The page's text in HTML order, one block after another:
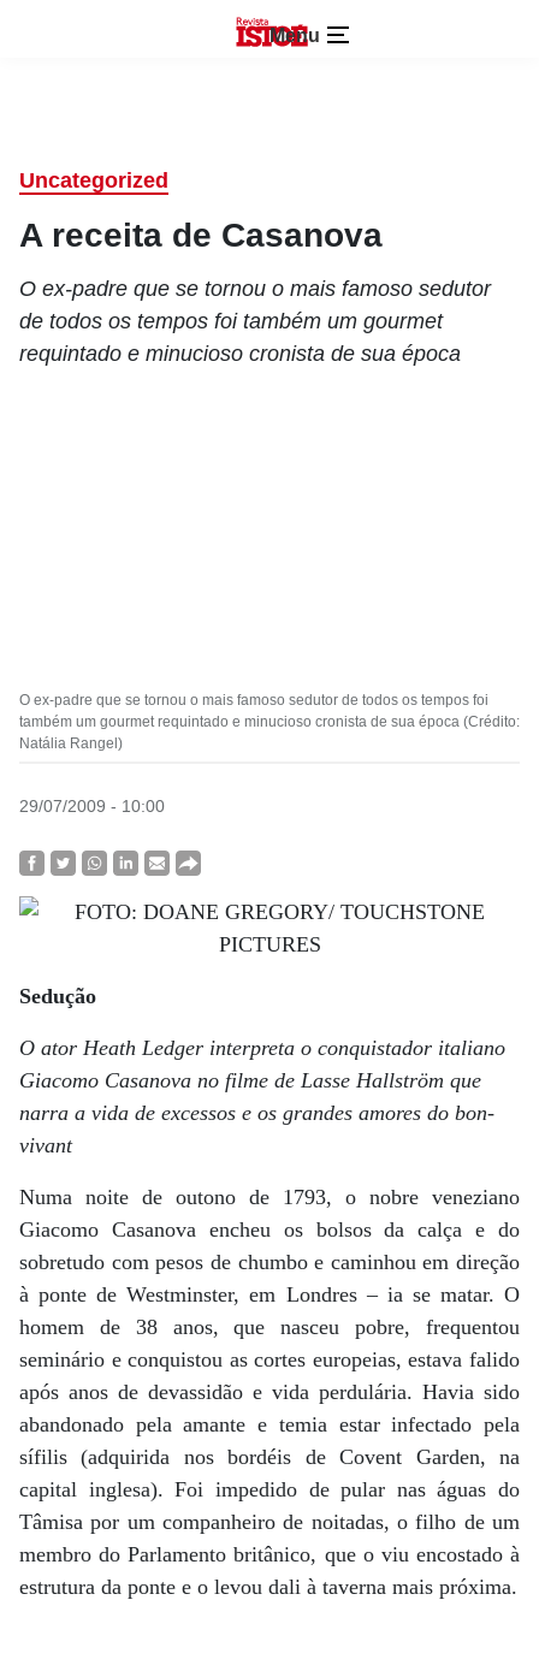
Menu
Uncategorized
A receita de Casanova
O ex-padre que se tornou o mais famoso sedutor
de todos os tempos foi também um gourmet
requintado e minucioso cronista de sua época
O ex-padre que se tornou o mais famoso sedutor de todos os tempos foi
também um gourmet requintado e minucioso cronista de sua época (Crédito:
Natália Rangel)
29/07/2009 - 10:00
Sedução
O ator Heath Ledger interpreta o conquistador italiano
Giacomo Casanova no filme de Lasse Hallström que
narra a vida de excessos e os grandes amores do bon-
vivant
Numa noite de outono de 1793, o nobre veneziano
Giacomo Casanova encheu os bolsos da calça e do
sobretudo com pesos de chumbo e caminhou em direção
à ponte de Westminster, em Londres – ia se matar. O
homem de 38 anos, que nasceu pobre, frequentou
seminário e conquistou as cortes europeias, estava falido
após anos de devassidão e vida perdulária. Havia sido
abandonado pela amante e temia estar infectado pela
sífilis (adquirida nos bordéis de Covent Garden, na
capital inglesa). Foi impedido de pular nas águas do
Tâmisa por um companheiro de noitadas, o filho de um
membro do Parlamento britânico, que o viu encostado à
estrutura da ponte e o levou dali à taverna mais próxima.